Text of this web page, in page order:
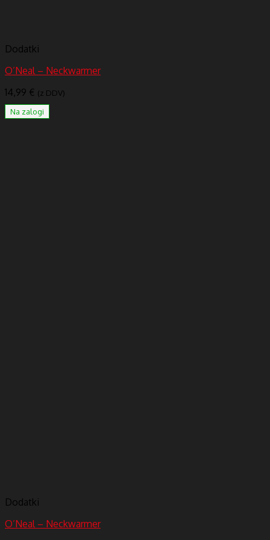
Dodatki
O’Neal – Neckwarmer
14,99 € (z DDV)
Na zalogi
Dodatki
O’Neal – Neckwarmer